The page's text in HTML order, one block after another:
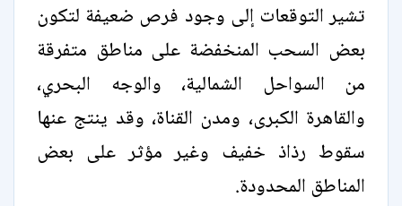
تشير التوقعات إلى وجود فرص ضعيفة لتكون
بعض السحب المنخفضة على مناطق متفرقة
من السواحل الشمالية، والوجه البحري،
والقاهرة الكبرى، ومدن القناة، وقد ينتج عنها
سقوط رذاذ خفيف وغير مؤثر على بعض
المناطق المحدودة.